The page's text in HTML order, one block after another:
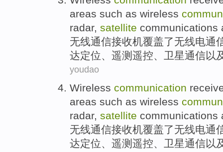
areas such as wireless
radar, satellite communications
无线通信接收机覆盖了无线电通
达定位、遥测遥控、 卫星通信以
youdao
Wireless communication
areas such as wireless
radar, satellite communications
无线通信接收机覆盖了无线电通
达定位、遥测遥控、 卫星通信以